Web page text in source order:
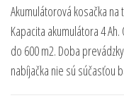
Akumulátorová kosačka na
Kapacita akumulátora 4
do 600 m2. Doba
nabíjačka nie sú súčasťou